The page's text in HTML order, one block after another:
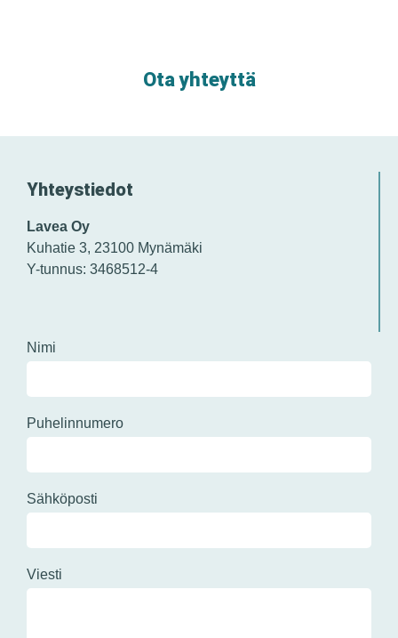
Ota yhteyttä
Yhteystiedot
Lavea Oy
Kuhatie 3, 23100 Mynämäki
Y-tunnus: 3468512-4
Nimi
Puhelinnumero
Sähköposti
Viesti